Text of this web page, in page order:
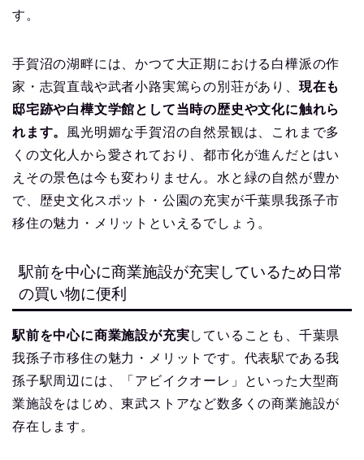
す。
手賀沼の湖畔には、かつて大正期における白樺派の作
家・志賀直哉や武者小路実篤らの別荘があり、 現在も
邸宅跡や白樺文学館として当時の歴史や文化に触れら
れます。
風光明媚な手賀沼の自然景観は、これまで多
くの文化人から愛されており、都市化が進んだとはい
えその景色は今も変わりません。水と緑の自然が豊か
で、歴史文化スポット・公園の充実が千葉県我孫子市
移住の魅力・メリットといえるでしょう。
駅前を中心に商業施設が充実しているため日常
の買い物に便利
駅前を中心に商業施設が充実していることも、千葉県
我孫子市移住の魅力・メリットです。代表駅である我
孫子駅周辺には、「アビイクオーレ」といった大型商
業施設をはじめ、東武ストアなど数多くの商業施設が
存在します。